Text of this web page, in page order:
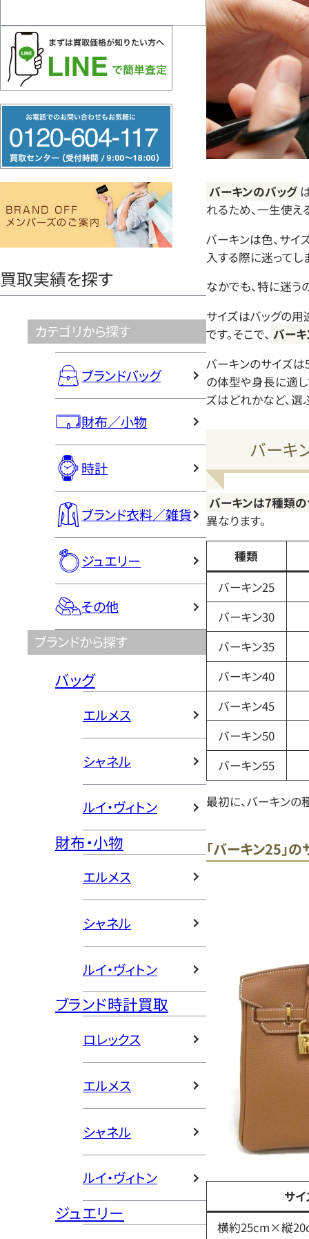
リ
ー
ヤ
買取実績を探す
カテゴリから探す
ブランドバッグ
財布／小物
時計
ブランド衣料／雑貨
ジュエリー
その他
ブランドから探す
バッグ
エルメス
シャネル
ルイ・ヴィトン
財布・小物
エルメス
シャネル
ルイ・ヴィトン
ブランド時計買取
ロレックス
エルメス
シャネル
ルイ・ヴィトン
ジュエリー
バーキンのバッグ
れるため、一生使え
バーキンは色、サイ
入する際に迷ってし
なかでも、特に迷う
サイズはバッグの
です。そこで、 バー
バーキンのサイズ
の体型や身長に適
ズはどれかなど、選
バーキ
バーキンは7種類の
異なります。
種類
バーキン25
バーキン30
バーキン35
バーキン40
バーキン45
バーキン50
バーキン55
最初に、バーキンの
「バーキン25」
サイ
横約25cm×縦